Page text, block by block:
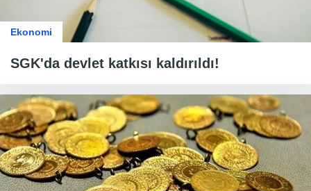
Ekonomi
SGK'da devlet katkısı kaldırıldı!